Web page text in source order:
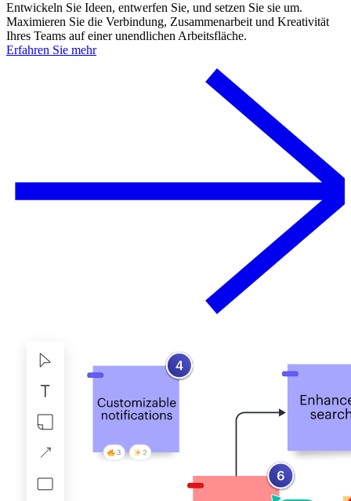
Entwickeln Sie Ideen, entwerfen Sie, und setzen Sie sie um.
Maximieren Sie die Verbindung, Zusammenarbeit und Kreativität
Ihres Teams auf einer unendlichen Arbeitsfläche.
Erfahren Sie mehr